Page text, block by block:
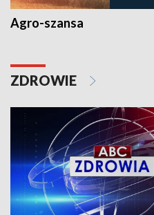
Agro-szansa
ZDROWIE